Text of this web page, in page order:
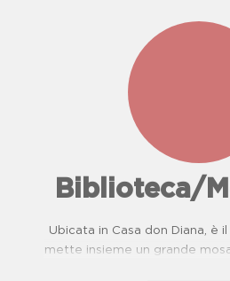
Biblioteca/
Ubicata in Casa don Diana, è
mette insieme un grande